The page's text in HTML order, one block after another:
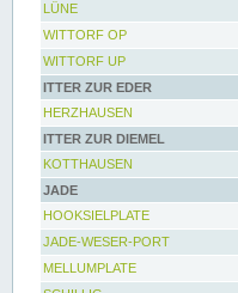
LÜNE
WITTORF OP
WITTORF UP
ITTER ZUR EDER
HERZHAUSEN
ITTER ZUR DIEMEL
KOTTHAUSEN
JADE
HOOKSIELPLATE
JADE-WESER-PORT
MELLUMPLATE